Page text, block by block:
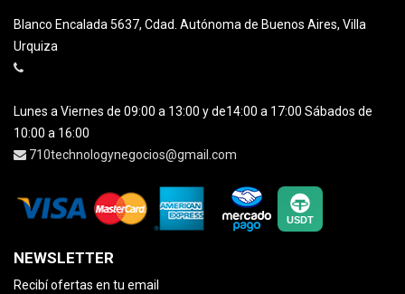
Blanco Encalada 5637, Cdad. Autónoma de Buenos Aires, Villa
Urquiza
Lunes a Viernes de 09:00 a 13:00 y de14:00 a 17:00 Sábados de
10:00 a 16:00
710technologynegocios@gmail.com
NEWSLETTER
Recibí ofertas en tu email